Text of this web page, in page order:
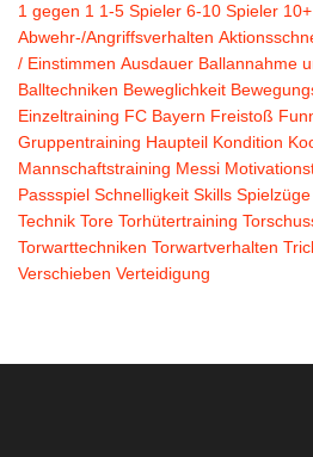
1 gegen 1 1-5 Spieler 6-10 Spieler
Abwehr-/Angriffsverhalten
/ Einstimmen Ausdauer Ballannahme
Balltechniken Beweglichkeit
Einzeltraining FC Bayern Freistoß
Gruppentraining Haupteil Kondition
Mannschaftstraining Messi
Passspiel Schnelligkeit Skills Spielzüge
Technik Tore Torhütertraining
Torwarttechniken Torwartverhalten
Verschieben Verteidigung